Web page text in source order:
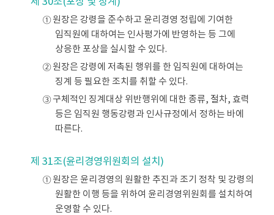
① 원장은 강령을 준수하고 윤리경영 정립에 기여한
임직원에 대하여는 인사평가에 반영하는 등 그에
상응한 포상을 실시할 수 있다.
② 원장은 강령에 저촉된 행위를 한 임직원에 대하여는
징계 등 필요한 조치를 취할 수 있다.
③ 구체적인 징계대상 위반행위에 대한 종류, 절차, 효력
등은 임직원 행동강령과 인사규정에서 정하는 바에
따른다.
제 31조(윤리경영위원회의 설치)
① 원장은 윤리경영의 원활한 추진과 조기 정착 및 강령의
원활한 이행 등을 위하여 윤리경영위원회를 설치하여
운영할 수 있다.